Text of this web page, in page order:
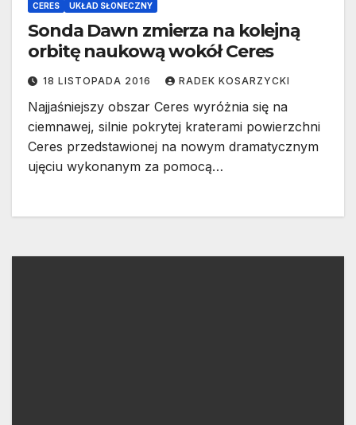
CERES UKŁAD SŁONECZNY
Sonda Dawn zmierza na kolejną
orbitę naukową wokół Ceres
18 LISTOPADA 2016 RADEK KOSARZYCKI
Najjaśniejszy obszar Ceres wyróżnia się na
ciemnawej, silnie pokrytej kraterami powierzchni
Ceres przedstawionej na nowym dramatycznym
ujęciu wykonanym za pomocą…